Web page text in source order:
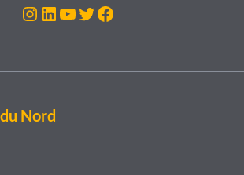
Instagram
LinkedIn
YouTube
Twitter
Facebook
Nord